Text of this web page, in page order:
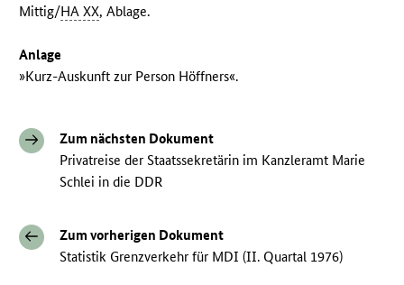
Mittig/HA XX, Ablage.
Anlage
»Kurz-Auskunft zur Person Höffners«.
Zum nächsten Dokument
Privatreise der Staatssekretärin im Kanzleramt Marie
Schlei in die DDR
Zum vorherigen Dokument
Statistik Grenzverkehr für MDI (II. Quartal 1976)